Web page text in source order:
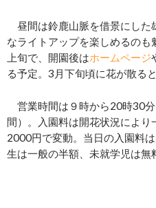
昼間は鈴鹿山脈を借景にした
なライトアップを楽しめるのも
上旬で、開園後はホームページ
る予定。3月下旬頃に花が散る
営業時間は９時から20時30
間）。入園料は開花状況によ
2000円で変動。当日の入園料
生は一般の半額、未就学児は無